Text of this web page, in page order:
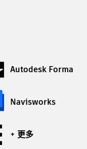
Autodesk Forma
Navisworks
+ 更多